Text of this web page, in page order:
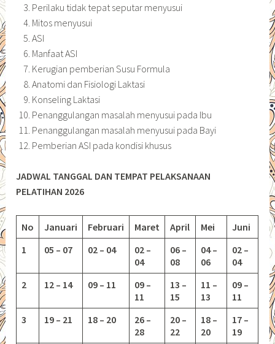
Perilaku tidak tepat seputar menyusui
Mitos menyusui
ASI
Manfaat ASI
Kerugian pemberian Susu Formula
Anatomi dan Fisiologi Laktasi
Konseling Laktasi
Penanggulangan masalah menyusui pada Ibu
Penanggulangan masalah menyusui pada Bayi
Pemberian ASI pada kondisi khusus
JADWAL TANGGAL DAN TEMPAT PELAKSANAAN
PELATIHAN 2026
No Januari Februari Maret April Mei
Juni
1
05 – 07 02 – 04
02 –
04
06 –
08
04 –
06
02 –
04
2
12 – 14 09 – 11
09 –
11
13 –
15
11 –
13
09 –
11
3
19 – 21 18 – 20
26 –
28
20 –
22
18 –
20
17 –
19